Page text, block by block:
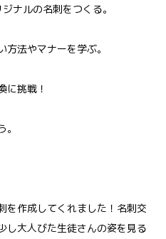
ナルの名刺をつくる。
法やマナーを学ぶ。
挑戦！
を作成してくれました！名刺交
し大人びた生徒さんの姿を見る